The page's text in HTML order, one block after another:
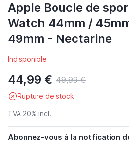
Apple Boucle de
Watch 44mm /
49mm - Nectarine
Indisponible
44,99 € 49,99 €
Rupture de stock
TVA 20% incl.
Abonnez-vous à la notification